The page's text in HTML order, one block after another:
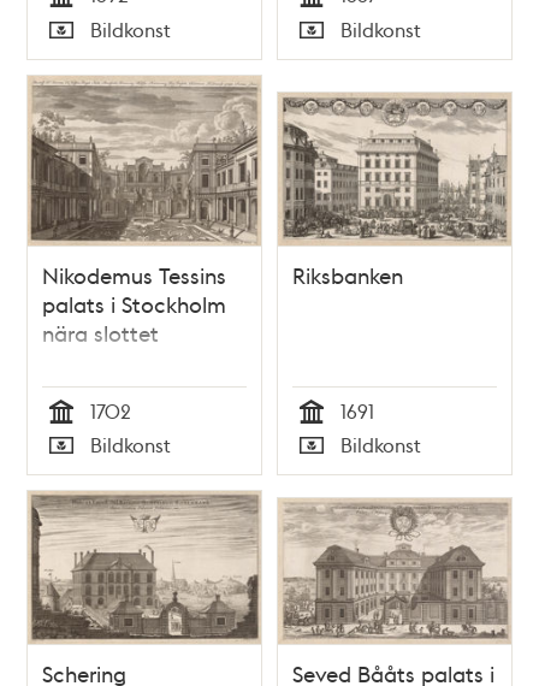
Tid
Typ
Bildkonst Tid
Typ
Bildkonst
Nikodemus Tessins
palats i Stockholm
nära slottet
Tid
1702
Typ
Bildkonst
Riksbanken
Tid
1691
Typ
Bildkonst
Schering Seved Bååts palats i